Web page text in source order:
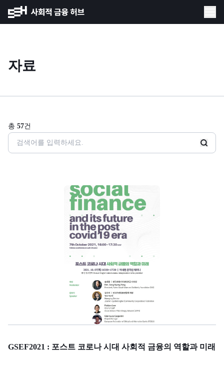
자료
총 57건
GSEF2021 : 포스트 코로나 시대 사회적 금융의 역할과 미래